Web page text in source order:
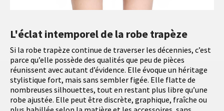
L'éclat intemporel de la robe trapèze
Si la robe trapèze continue de traverser les décennies, c’est
parce qu’elle possède des qualités que peu de pièces
réunissent avec autant d’évidence. Elle évoque un héritage
stylistique fort, mais sans sembler figée. Elle flatte de
nombreuses silhouettes, tout en restant plus libre qu’une
robe ajustée. Elle peut être discrète, graphique, fraîche ou